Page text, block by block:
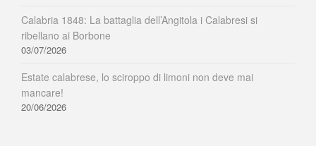
Calabria 1848: La battaglia dell’Angitola i Calabresi si
ribellano ai Borbone
03/07/2026
Estate calabrese, lo sciroppo di limoni non deve mai
mancare!
20/06/2026